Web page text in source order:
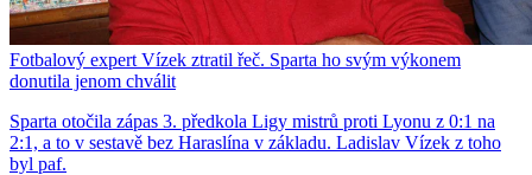
Fotbalový expert Vízek ztratil řeč. Sparta ho svým výkonem
donutila jenom chválit
Sparta otočila zápas 3. předkola Ligy mistrů proti Lyonu z 0:1 na
2:1, a to v sestavě bez Haraslína v základu. Ladislav Vízek z toho
byl paf.